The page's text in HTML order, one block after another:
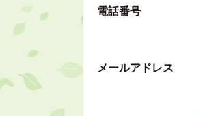
電話番号
メールアドレス